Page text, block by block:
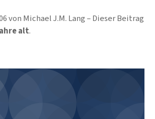
von Michael J.M. Lang
Dieser Beitrag
alt.